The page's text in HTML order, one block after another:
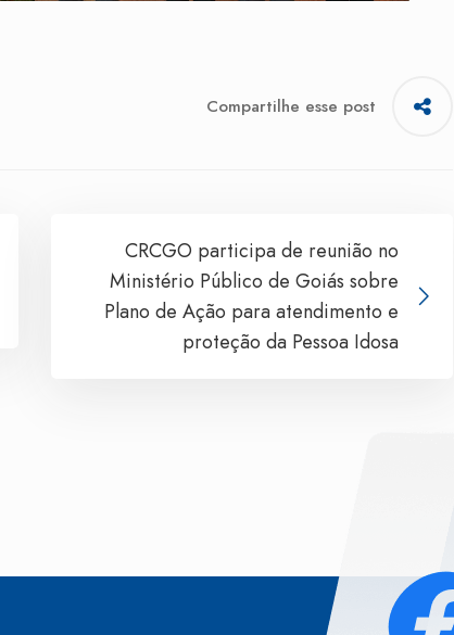
Compartilhe esse post
CRCGO participa de reunião no
Ministério Público de Goiás sobre
Plano de Ação para atendimento e
proteção da Pessoa Idosa